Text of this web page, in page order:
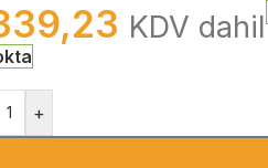
KDV dahil
+